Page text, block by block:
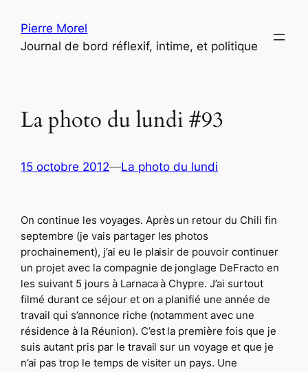
contenu
Pierre Morel
Journal de bord réflexif, intime, et politique
La photo du lundi #93
15 octobre 2012—La photo du lundi
On continue les voyages. Après un retour du Chili fin
septembre (je vais partager les photos
prochainement), j’ai eu le plaisir de pouvoir continuer
un projet avec la compagnie de jonglage DeFracto en
les suivant 5 jours à Larnaca à Chypre. J’ai surtout
filmé durant ce séjour et on a planifié une année de
travail qui s’annonce riche (notamment avec une
résidence à la Réunion). C’est la première fois que je
suis autant pris par le travail sur un voyage et que je
n’ai pas trop le temps de visiter un pays. Une